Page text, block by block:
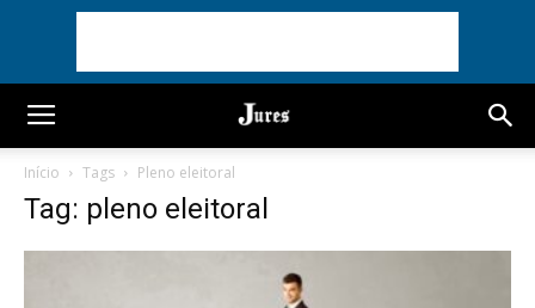
Início Tags Pleno eleitoral
Tag: pleno eleitoral